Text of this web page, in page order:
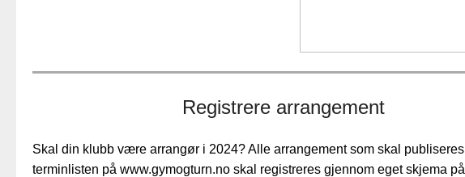
Registrere arrangement
Skal din klubb være arrangør i 2024? Alle arrangement som skal
terminlisten på www.gymogturn.no skal registreres gjennom eget skjema på